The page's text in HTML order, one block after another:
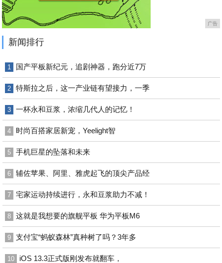
广告
新闻排行
1 国产平板新纪元，追剧神器，跑分近7万
2 特斯拉之后，这一产业链有望接力，一季
3 一杯永和豆浆，浓缩几代人的记忆！
4 时尚百搭家居新宠，Yeelight智
5 手机巨星的坠落和未来
6 辅佐苹果、阿里、雅虎起飞的顶尖产品经
7 宅家运动持续进行，永和豆浆助力不减！
8 这就是我想要的旗舰平板 华为平板M6
9 支付宝“蚂蚁森林”真种树了吗？3年多
10 iOS 13.3正式版刚发布就翻车，